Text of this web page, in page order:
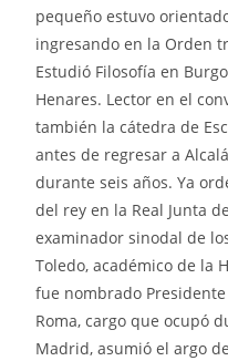
pequeño estuvo
ingresando en la Orden
Estudió Filosofía en
Henares. Lector en el
también la cátedra de
antes de regresar a
durante seis años. Ya
del rey en la Real Junta
examinador sinodal de
Toledo, académico de la
fue nombrado
Roma, cargo que ocupó
Madrid, asumió el argo